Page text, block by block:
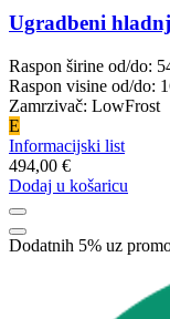
Ugradbeni
Raspon širine od/do:
Raspon visine od/do:
Zamrzivač: LowFrost
E
Informacijski list
494,00 €
Dodaj u košaricu
Dodatnih 5% uz